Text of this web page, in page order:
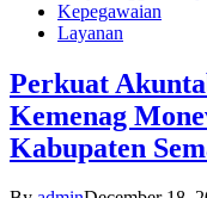
Kepegawaian
Layanan
Perkuat
Kemenag
Kabupaten